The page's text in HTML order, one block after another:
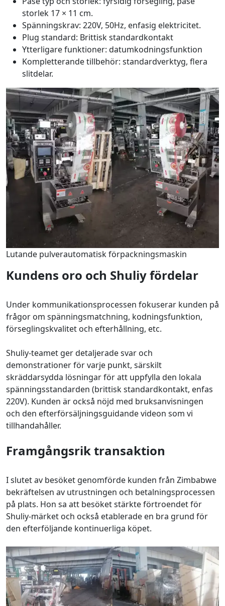
storlek 17 × 11 cm.
Spänningskrav: 220V, 50Hz, enfasig elektricitet.
Plug standard: Brittisk standardkontakt
Ytterligare funktioner: datumkodningsfunktion
Kompletterande tillbehör: standardverktyg, flera
slitdelar.
Lutande pulverautomatisk förpackningsmaskin
Kundens oro och Shuliy fördelar
Under kommunikationsprocessen fokuserar kunden på
frågor om spänningsmatchning, kodningsfunktion,
förseglingskvalitet och efterhållning, etc.
Shuliy-teamet ger detaljerade svar och
demonstrationer för varje punkt, särskilt
skräddarsydda lösningar för att uppfylla den lokala
spänningsstandarden (brittisk standardkontakt, enfas
220V). Kunden är också nöjd med bruksanvisningen
och den efterförsäljningsguidande videon som vi
tillhandahåller.
Framgångsrik transaktion
I slutet av besöket genomförde kunden från Zimbabwe
bekräftelsen av utrustningen och betalningsprocessen
på plats. Hon sa att besöket stärkte förtroendet för
Shuliy-märket och också etablerade en bra grund för
den efterföljande kontinuerliga köpet.